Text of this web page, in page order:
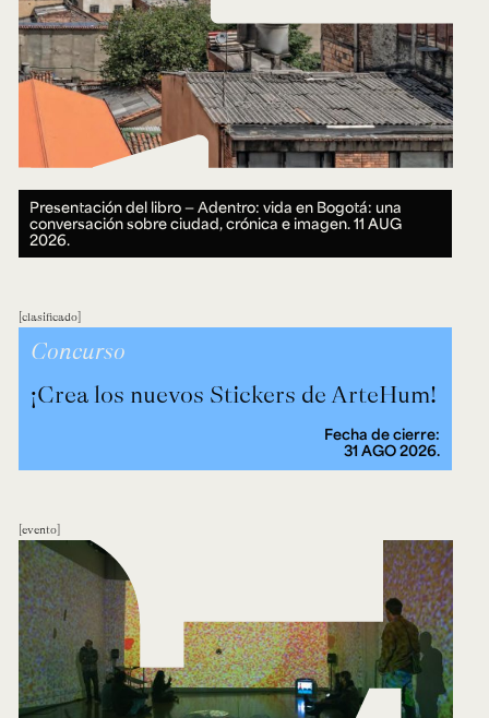
Presentación del libro — Adentro: vida en Bogotá: una
conversación sobre ciudad, crónica e imagen.11 AUG
2026.
clasificado
Concurso
¡Crea los nuevos Stickers de ArteHum!
Fecha de cierre:
31 AGO 2026.
evento